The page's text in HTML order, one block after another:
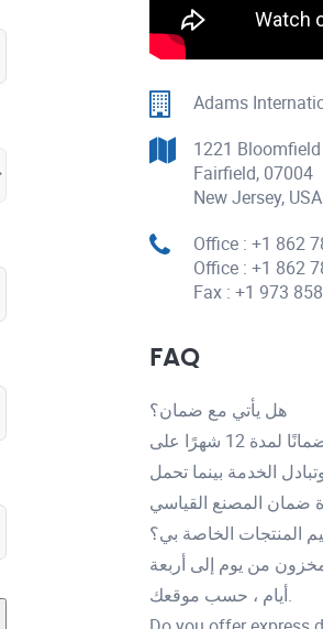
Adams
1221
Fairfield, 07004
New Jersey,
Office : +1 862
Office : +1 862
Fax : +1 973
FAQ
هل يأتي مع ضمان؟
حيثما ينطبق ذلك ، نقدم ضمانًا لمدة 12 شهرًا على
الخدمة بينما تحمل
المنتجات الخاصة بي؟
من يوم إلى أربعة
أيام ، حسب موقعك.